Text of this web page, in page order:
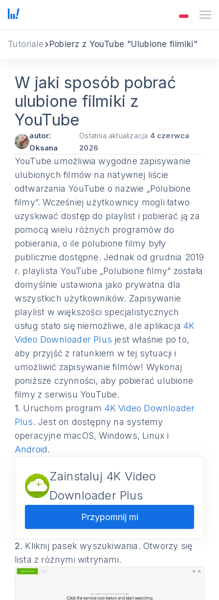
Tutoriale Pobierz z YouTube "Ulubione filmiki"
W jaki sposób pobrać
ulubione filmiki z
YouTube
autor:
Oksana
Ostatnia aktualizacja 4 czerwca
2026
YouTube umożliwia wygodne zapisywanie
ulubionych filmów na natywnej liście
odtwarzania YouTube o nazwie „Polubione
filmy”. Wcześniej użytkownicy mogli łatwo
uzyskiwać dostęp do playlist i pobierać ją za
pomocą wielu różnych programów do
pobierania, o ile polubione filmy były
publicznie dostępne. Jednak od grudnia 2019
r. playlista YouTube „Polubione filmy” została
domyślnie ustawiona jako prywatna dla
wszystkich użytkowników. Zapisywanie
playlist w większości specjalistycznych
usług stało się niemożliwe, ale aplikacja4K
Video Downloader Plus jest właśnie po to,
aby przyjść z ratunkiem w tej sytuacji i
umożliwić zapisywanie filmów! Wykonaj
poniższe czynności, aby pobierać ulubione
filmy z serwisu YouTube.
1. Uruchom program 4K Video Downloader
Plus. Jest on dostępny na systemy
operacyjne macOS, Windows, Linux i
Android.
Zainstaluj 4K Video
Downloader Plus
Przypomnij mi
2. Kliknij pasek wyszukiwania. Otworzy się
lista z różnymi witrynami.